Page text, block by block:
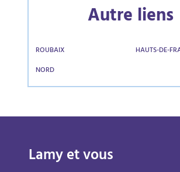
Autre liens
ROUBAIX
NORD
HAUTS-DE-
Lamy et vous